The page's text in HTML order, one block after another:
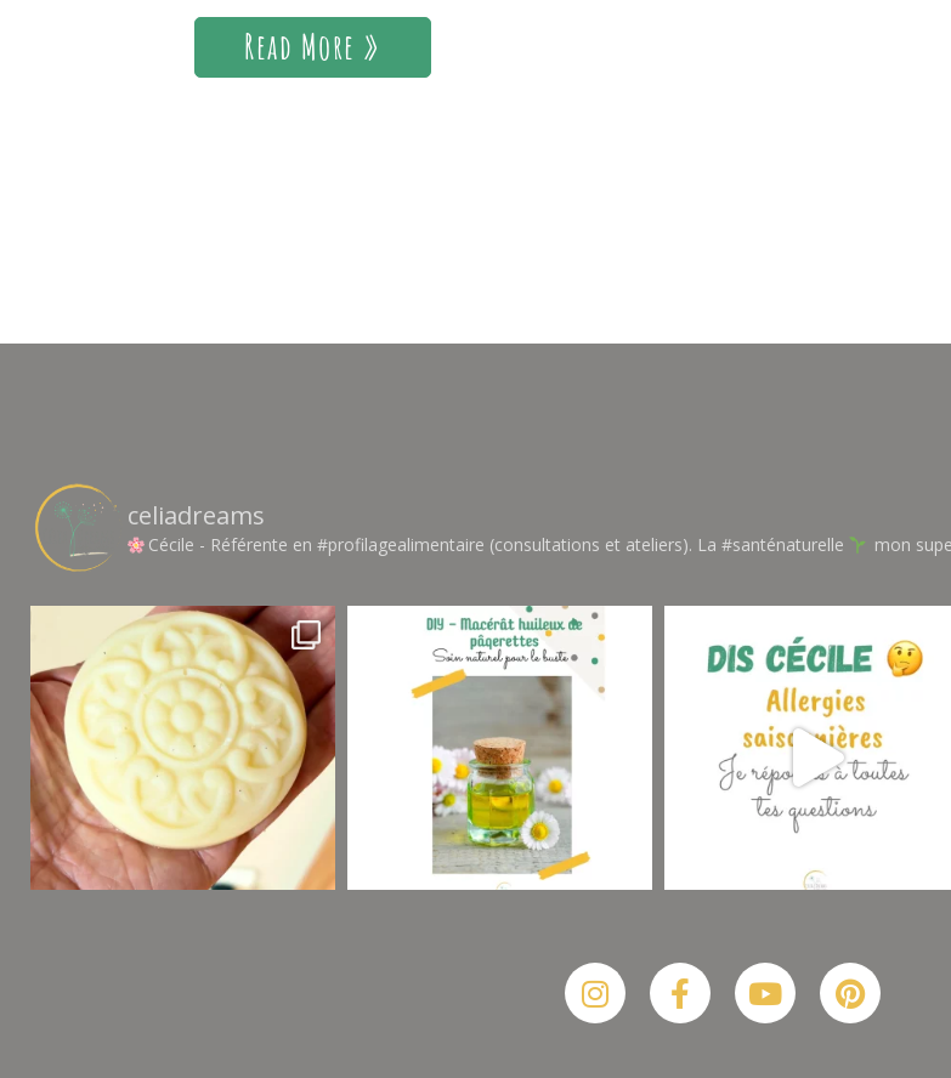
Read More »
celiadreams
Cécile - Référente en #profilagealimentaire (consultations et ateliers). La #santénaturelle mon
InstagramFacebook-
f
Youtube